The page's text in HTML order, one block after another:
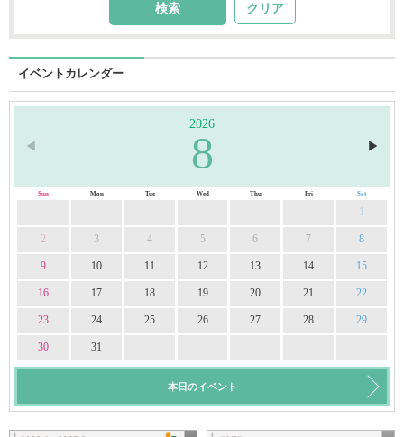
クリア
イベントカレンダー
◀︎
2026
8 ▶︎
Sun Mon Tue Wed Thu Fri Sat
1
2 3 4 5 6 7 8
9 10 11 12 13 14 15
16 17 18 19 20 21 22
23 24 25 26 27 28 29
30 31
本日のイベント